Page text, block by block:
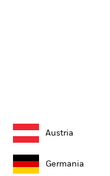
Austria
Germania